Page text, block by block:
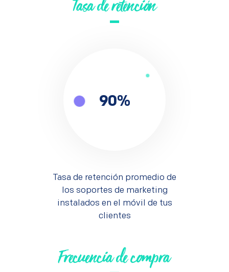
Tasa de retención
90%
Tasa de retención promedio de
los soportes de marketing
instalados en el móvil de tus
clientes
Frecuencia de compra